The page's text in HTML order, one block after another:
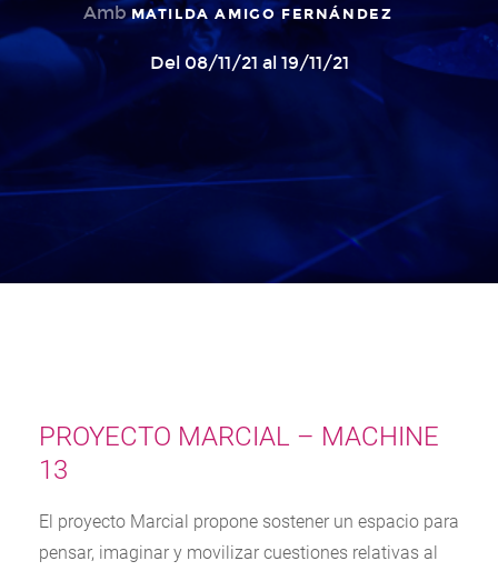
AmbMATILDA AMIGO FERNÁNDEZ
Del 08/11/21 al 19/11/21
PROYECTO MARCIAL – MACHINE
13
El proyecto Marcial propone sostener un espacio para
pensar, imaginar y movilizar cuestiones relativas al